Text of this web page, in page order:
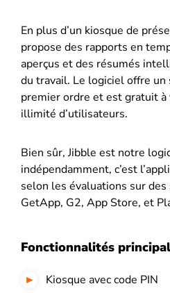
En plus d’un kiosque de
propose des rapports en
aperçus et des résumés
du travail. Le logiciel offre un
premier ordre et est gratuit à
illimité d’utilisateurs.
Bien sûr, Jibble est notre
indépendamment, c’est
selon les évaluations sur
GetApp, G2, App Store, et
Fonctionnalités
Kiosque avec code PIN